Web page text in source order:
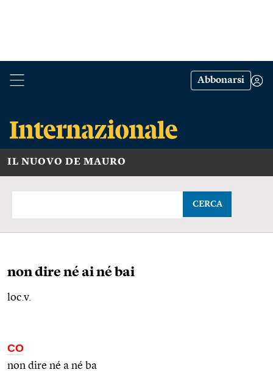
Abbonarsi
IL NUOVO DE MAURO
CERCA
non dire né ai né bai
loc.v.
CO
non dire né a né ba